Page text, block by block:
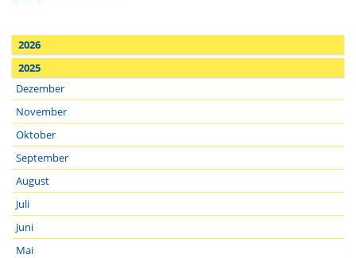
2026
2025
Dezember
November
Oktober
September
August
Juli
Juni
Mai